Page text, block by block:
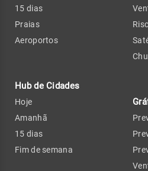
15 dias
Praias
Aeroportos
Hub de Cidades
Hoje
Amanhã
15 dias
Fim de semana